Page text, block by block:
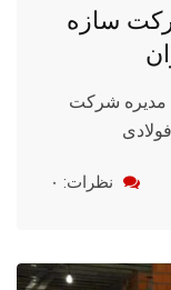
سازه
مدیره شرکت
نظرات: ۰